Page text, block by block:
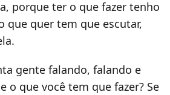
porque ter o que fazer tenho
que quer tem que escutar,
gente falando, falando e
o que você tem que fazer? Se